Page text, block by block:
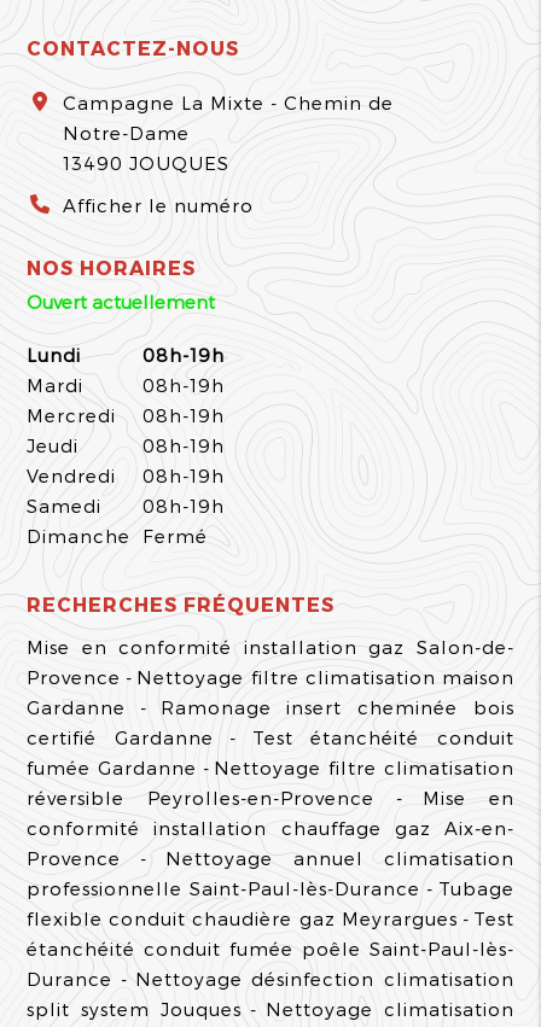
CONTACTEZ-NOUS
Campagne La Mixte - Chemin de
Notre-Dame
13490 JOUQUES
Afficher le numéro
NOS HORAIRES
Ouvert actuellement
Lundi
08h-19h
Mardi
08h-19h
Mercredi
08h-19h
Jeudi
08h-19h
Vendredi
08h-19h
Samedi
08h-19h
Dimanche
Fermé
RECHERCHES FRÉQUENTES
Mise en conformité installation gaz Salon-de-
Provence
Nettoyage filtre climatisation maison
Gardanne
Ramonage insert cheminée bois
certifié Gardanne
Test étanchéité conduit
fumée Gardanne
Nettoyage filtre climatisation
réversible Peyrolles-en-Provence
Mise en
conformité installation chauffage gaz Aix-en-
Provence
Nettoyage annuel climatisation
professionnelle Saint-Paul-lès-Durance
Tubage
flexible conduit chaudière gaz Meyrargues
Test
étanchéité conduit fumée poêle Saint-Paul-lès-
Durance
Nettoyage désinfection climatisation
split system Jouques
Nettoyage climatisation